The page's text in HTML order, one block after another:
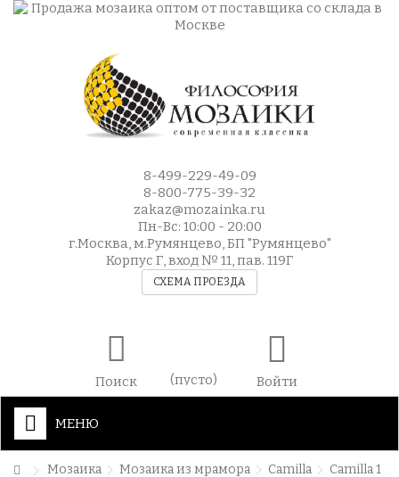
8-499-229-49-09
8-800-775-39-32
zakaz@mozainka.ru
Пн-Вс: 10:00 - 20:00
г.Москва, м.Румянцево, БП "Румянцево"
Корпус Г, вход № 11, пав. 119Г
СХЕМА ПРОЕЗДА
Поиск (пусто) Войти
МЕНЮ
Мозаика Мозаика из мрамора Camilla
Camilla 1